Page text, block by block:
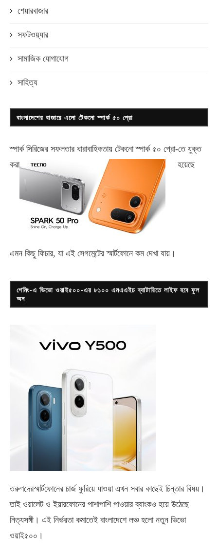
শেয়ারবাজার
সফটওয়্যার
সামাজিক যোগাযোগ
সাহিত্য
বাংলাদেশের বাজারে এলো টেকনো স্পার্ক ৫০ প্রো
স্পার্ক সিরিজের সফলতার ধারাবাহিকতায় টেকনোস্পার্ক ৫০ প্রো-তে যুক্ত
করা
হয়েছে
এমন কিছু ফিচার, যা এই সেগমেন্টের স্মার্টফোনে কম দেখা যায়।
গেমিং-এ ভিভো ওয়াই৫০০-এর ৮১০০ এমএএইচ ব্যাটারিতে লাইফ হবে ফুল
অন
তরুণদেরস্মার্টফোনের চার্জ ফুরিয়ে যাওয়া এখন সবার কাছেই চিন্তার বিষয়।
তাই ওয়ালেট ও ইয়ারফোনের পাশাপাশি পাওয়ার ব্যাংকও হয়ে উঠেছে
নিত্যসঙ্গী। এই নির্ভরতা কমাতেই বাংলাদেশে লঞ্চ হলো নতুন ভিভো
ওয়াই৫০০ ।